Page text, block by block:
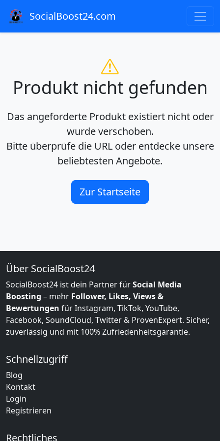
SocialBoost24.com
Produkt nicht gefunden
Das angeforderte Produkt existiert nicht oder
wurde verschoben.
Bitte überprüfe die URL oder entdecke unsere
beliebtesten Angebote.
Zur Startseite
Über SocialBoost24
SocialBoost24 ist dein Partner fürSocial Media
Boosting – mehr Follower, Likes, Views &
Bewertungen für Instagram, TikTok, YouTube,
Facebook, SoundCloud, Twitter & ProvenExpert. Sicher,
zuverlässig und mit 100% Zufriedenheitsgarantie.
Schnellzugriff
Blog
Kontakt
Login
Registrieren
Rechtliches